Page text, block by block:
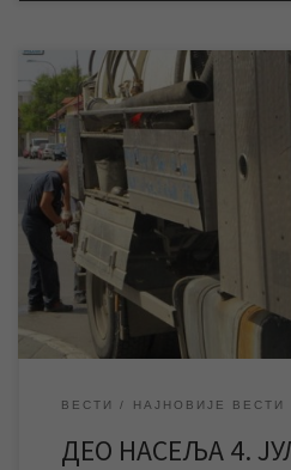
Због детекције цурења на
„Водовод и канализација“
водоснабдевање делу насеља 4.
тренутно без воде. Због
мрежи било је неопходно да
водоснабдевања у Д2, због чега
ВЕСТИ НАЈНОВИЈЕ ВЕСТИ
ДЕО НАСЕЉА 4.